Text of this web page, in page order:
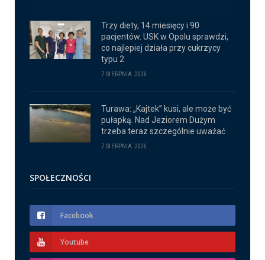
Trzy diety, 14 miesięcy i 90
pacjentów. USK w Opolu sprawdzi,
co najlepiej działa przy cukrzycy
typu 2
7 SIERPNIA 2026
Turawa: „Kajtek” kusi, ale może być
pułapką. Nad Jeziorem Dużym
trzeba teraz szczególnie uważać
7 SIERPNIA 2026
SPOŁECZNOŚCI
Facebook
Youtube